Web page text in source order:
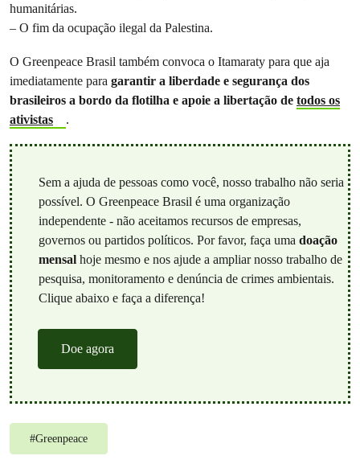
humanitárias.
– O fim da ocupação ilegal da Palestina.
O Greenpeace Brasil também convoca o Itamaraty para que aja
imediatamente para garantir a liberdade e segurança dos
brasileiros a bordo da flotilha e apoie a libertação de todos os
ativistas
.
Sem a ajuda de pessoas como você, nosso trabalho não seria
possível. O Greenpeace Brasil é uma organização
independente - não aceitamos recursos de empresas,
governos ou partidos políticos. Por favor, faça uma doação
mensalhoje mesmo e nos ajude a ampliar nosso trabalho de
pesquisa, monitoramento e denúncia de crimes ambientais.
Clique abaixo e faça a diferença!
Doe agora
#Greenpeace